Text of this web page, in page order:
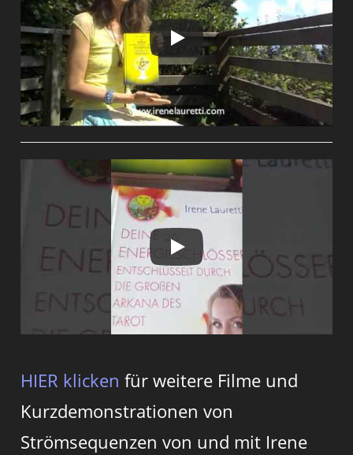
HIER klicken für weitere Filme und
Kurzdemonstrationen von
Strömsequenzen von und mit Irene